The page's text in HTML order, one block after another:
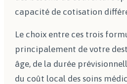
capacité de cotisation
Le choix entre ces trois
principalement de votre
âge, de la durée
du coût local des soins